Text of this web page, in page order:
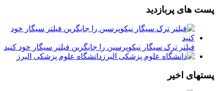
پست های پربازدید
فیلتر ترک سیگار نیکوپرسین را جایگزین فیلتر سیگار خود کنید
دانشگاه علوم پزشکی البرز
پستهای اخیر